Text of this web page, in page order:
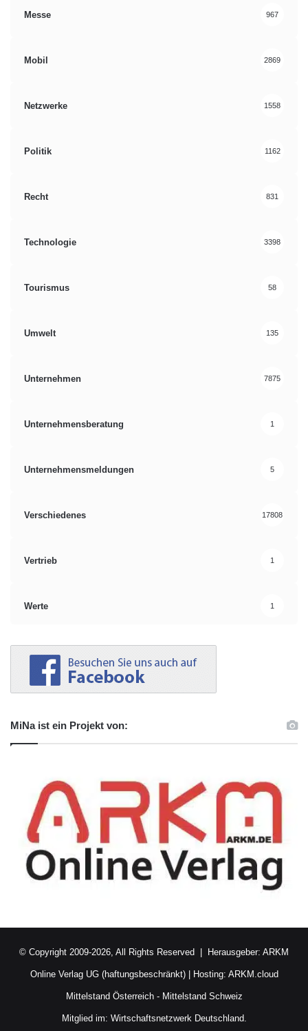
Messe 967
Mobil 2869
Netzwerke 1558
Politik 1162
Recht 831
Technologie 3398
Tourismus 58
Umwelt 135
Unternehmen 7875
Unternehmensberatung 1
Unternehmensmeldungen 5
Verschiedenes 17808
Vertrieb 1
Werte 1
MiNa ist ein Projekt von:
© Copyright 2009-2026, All Rights Reserved | Herausgeber: ARKM
Online Verlag UG (haftungsbeschränkt)| Hosting: ARKM.cloud
Mittelstand Österreich- Mittelstand Schweiz
Mitglied im: Wirtschaftsnetzwerk Deutschland.